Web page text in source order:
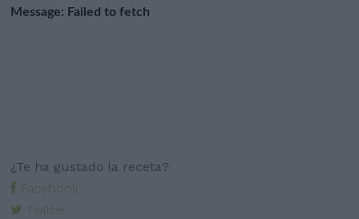
¿Te ha gustado la receta?
Facebook
Twitter